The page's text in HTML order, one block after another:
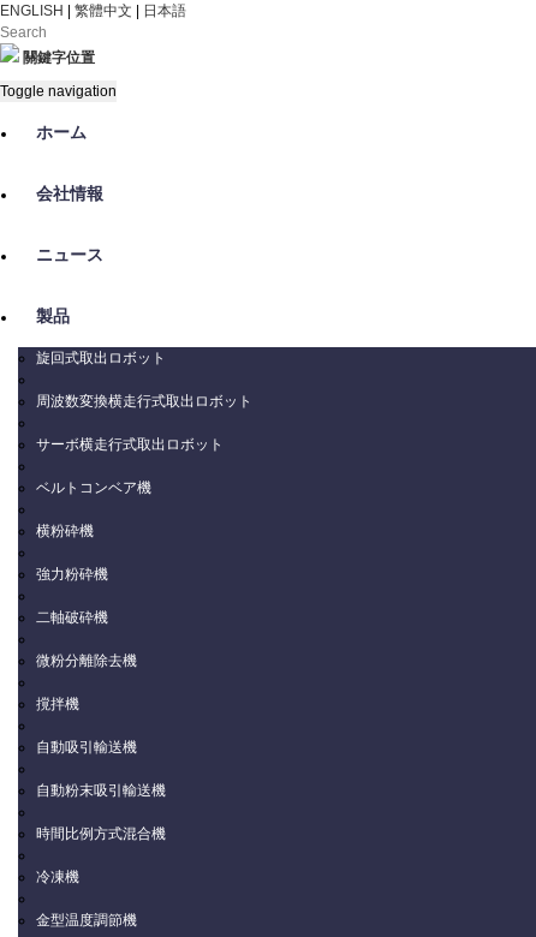
ENGLISH 繁體中文 日本語
關鍵字位置
Toggle navigation
ホーム
会社情報
ニュース
製品
旋回式取出ロボット
周波数変換横走行式取出ロボット
サーボ横走行式取出ロボット
ベルトコンベア機
横粉砕機
強力粉砕機
二軸破砕機
微粉分離除去機
撹拌機
自動吸引輸送機
自動粉末吸引輸送機
時間比例方式混合機
冷凍機
金型温度調節機